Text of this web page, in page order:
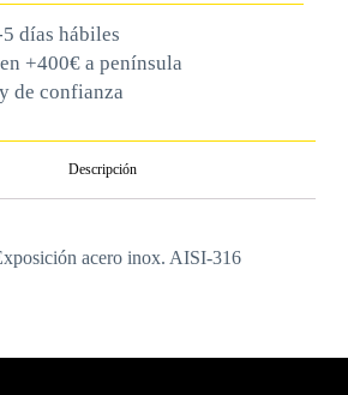
días hábiles
+400€ a península
de confianza
Descripción
acero inox. AISI-316